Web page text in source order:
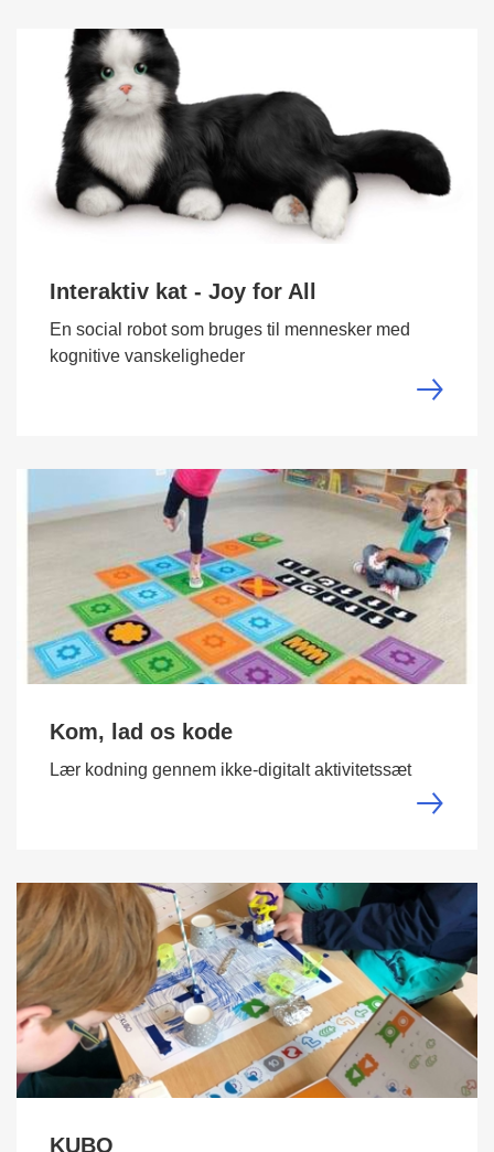
Interaktiv kat - Joy for All
En social robot som bruges til mennesker med
kognitive vanskeligheder
Kom, lad os kode
Lær kodning gennem ikke-digitalt aktivitetssæt
KUBO